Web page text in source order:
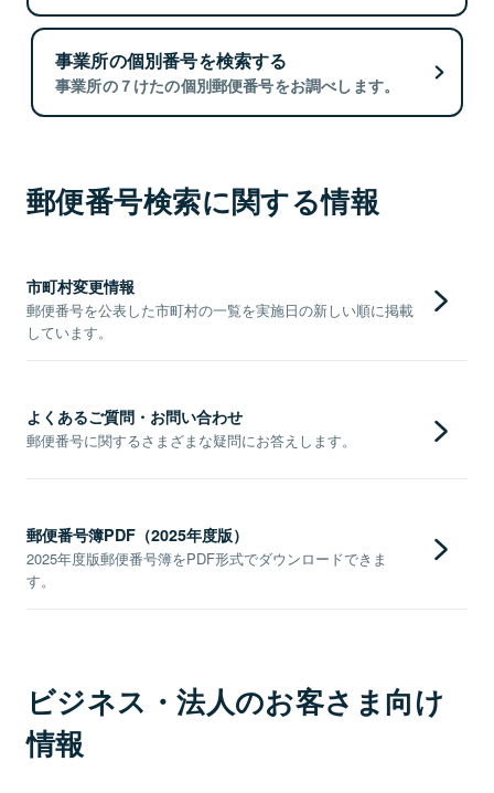
事業所の個別番号を検索する
事業所の７けたの個別郵便番号をお調べします。
郵便番号検索に関する情報
市町村変更情報
郵便番号を公表した市町村の一覧を実施日の新しい順に掲載
しています。
よくあるご質問・お問い合わせ
郵便番号に関するさまざまな疑問にお答えします。
郵便番号簿PDF（2025年度版）
2025年度版郵便番号簿をPDF形式でダウンロードできま
す。
ビジネス・法人のお客さま向け
情報